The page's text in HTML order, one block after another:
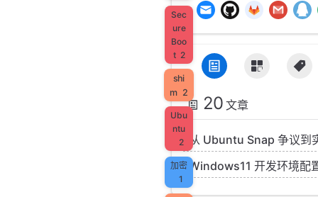
Sec
ure
Boo
t 2
shi
m 2
Ubu
ntu
2
加密
1
20 文章
从 Ubuntu Snap 争议到
Windows11 开发环境配